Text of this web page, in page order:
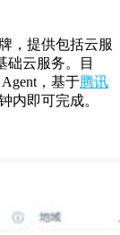
，提供包括云服
础云服务。目
，基于腾讯
内即可完成。